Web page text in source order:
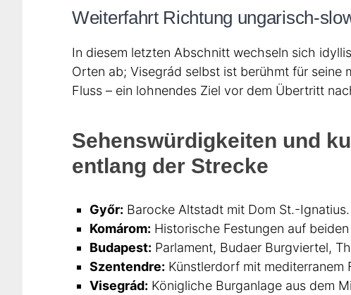
Weiterfahrt Richtung ungarisch-
In diesem letzten Abschnitt wechseln sich
Orten ab; Visegrád selbst ist berühmt für seine
Fluss – ein lohnendes Ziel vor dem Übertritt
Sehenswürdigkeiten und
entlang der Strecke
Győr: Barocke Altstadt mit Dom St.-Ignatius.
Komárom: Historische Festungen auf
Budapest: Parlament, Budaer Burgviertel,
Szentendre: Künstlerdorf mit mediterranem
Visegrád: Königliche Burganlage aus dem